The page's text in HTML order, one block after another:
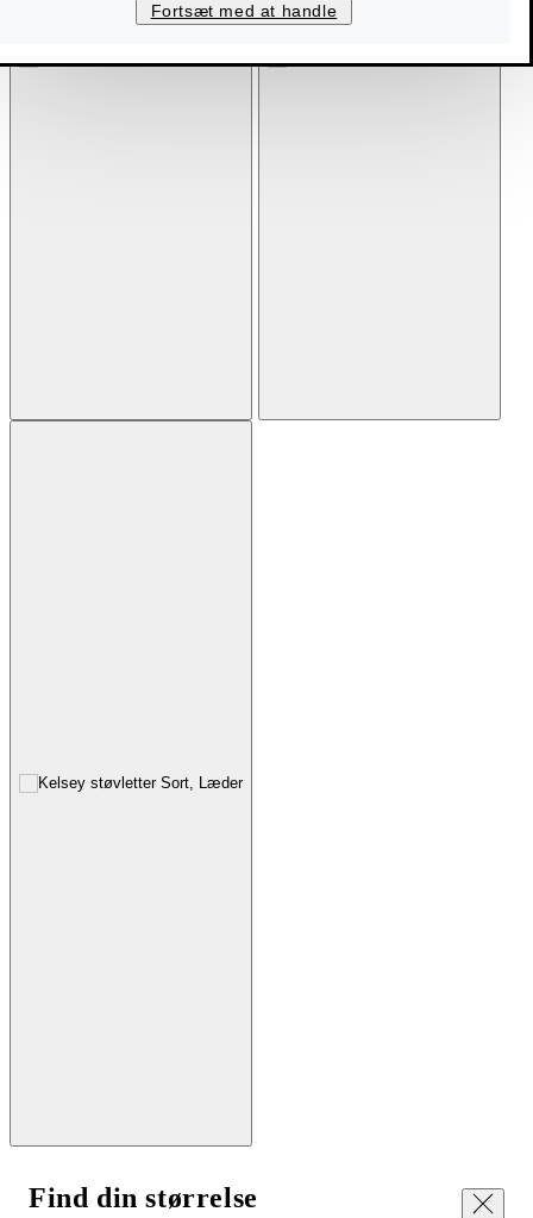
Luk
Find din størrelse
Fortsæt med at handle